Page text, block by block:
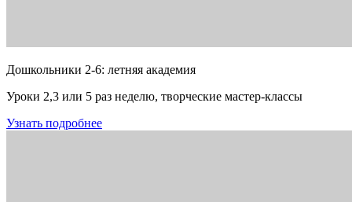
Дошкольники 2-6: летняя академия
Уроки 2,3 или 5 раз неделю, творческие мастер-классы
Узнать подробнее